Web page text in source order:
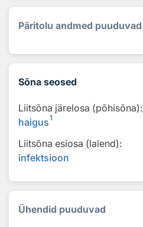
Päritolu andmed puuduvad
Sõna seosed
Liitsõna järelosa (põhisõna):
haigus1
Liitsõna esiosa (laiend):
infektsioon
Ühendid puuduvad